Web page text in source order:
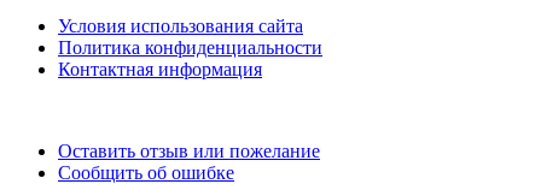
Условия использования сайта
Политика конфиденциальности
Контактная информация
Оставить отзыв или пожелание
Сообщить об ошибке